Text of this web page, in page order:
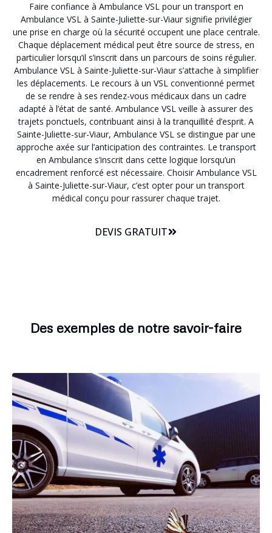
Faire confiance à Ambulance VSL pour un transport en
Ambulance VSL à Sainte-Juliette-sur-Viaur signifie privilégier
une prise en charge où la sécurité occupent une place centrale.
Chaque déplacement médical peut être source de stress, en
particulier lorsqu’il s’inscrit dans un parcours de soins régulier.
Ambulance VSL à Sainte-Juliette-sur-Viaur s’attache à simplifier
les déplacements. Le recours à un VSL conventionné permet
de se rendre à ses rendez-vous médicaux dans un cadre
adapté à l’état de santé. Ambulance VSL veille à assurer des
trajets ponctuels, contribuant ainsi à la tranquillité d’esprit. A
Sainte-Juliette-sur-Viaur, Ambulance VSL se distingue par une
approche axée sur l’anticipation des contraintes. Le transport
en Ambulance s’inscrit dans cette logique lorsqu’un
encadrement renforcé est nécessaire. Choisir Ambulance VSL
à Sainte-Juliette-sur-Viaur, c’est opter pour un transport
médical conçu pour rassurer chaque trajet.
DEVIS GRATUIT
Des exemples de notre savoir-faire